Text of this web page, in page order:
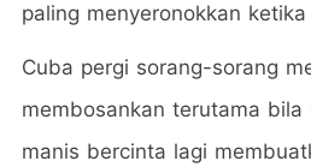
paling menyeronokkan
Cuba pergi sorang-sorang
membosankan terutama bila
manis bercinta lagi